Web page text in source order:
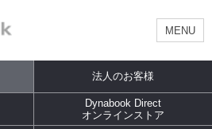
MENU
法人のお客様
Dynabook Direct
オンラインストア